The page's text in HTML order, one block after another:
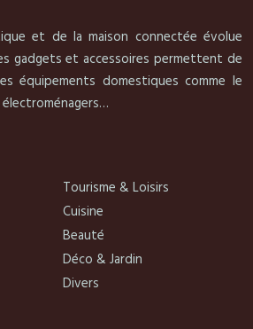
et de la maison connectée évolue
gadgets et accessoires permettent de
équipements domestiques comme le
Tourisme & Loisirs
Cuisine
Beauté
Déco & Jardin
Divers